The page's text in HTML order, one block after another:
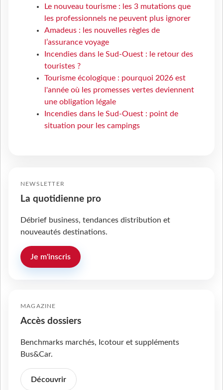
Le nouveau tourisme : les 3 mutations que
les professionnels ne peuvent plus ignorer
Amadeus : les nouvelles règles de
l’assurance voyage
Incendies dans le Sud-Ouest : le retour des
touristes ?
Tourisme écologique : pourquoi 2026 est
l'année où les promesses vertes deviennent
une obligation légale
Incendies dans le Sud-Ouest : point de
situation pour les campings
NEWSLETTER
La quotidienne pro
Débrief business, tendances distribution et
nouveautés destinations.
Je m'inscris
MAGAZINE
Accès dossiers
Benchmarks marchés, Icotour et suppléments
Bus&Car.
Découvrir